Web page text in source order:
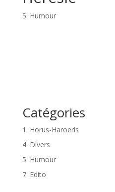
5. Humour
Catégories
1. Horus-Haroeris
4. Divers
5. Humour
7. Edito